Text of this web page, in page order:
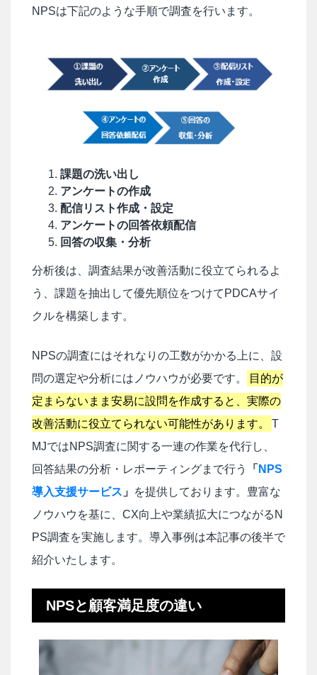
NPSは下記のような手順で調査を行います。
課題の洗い出し
アンケートの作成
配信リスト作成・設定
アンケートの回答依頼配信
回答の収集・分析
分析後は、調査結果が改善活動に役立てられるよ
う、課題を抽出して優先順位をつけてPDCAサイ
クルを構築します。
NPSの調査にはそれなりの工数がかかる上に、設
問の選定や分析にはノウハウが必要です。
目的が
定まらないまま安易に設問を作成すると、実際の
改善活動に役立てられない可能性があります。
T
MJではNPS調査に関する一連の作業を代行し、
回答結果の分析・レポーティングまで行う
「 NPS
導入支援サービス 」 を提供しております。豊富な
ノウハウを基に、CX向上や業績拡大につながるN
PS調査を実施します。導入事例は本記事の後半で
紹介いたします。
NPSと顧客満足度の違い